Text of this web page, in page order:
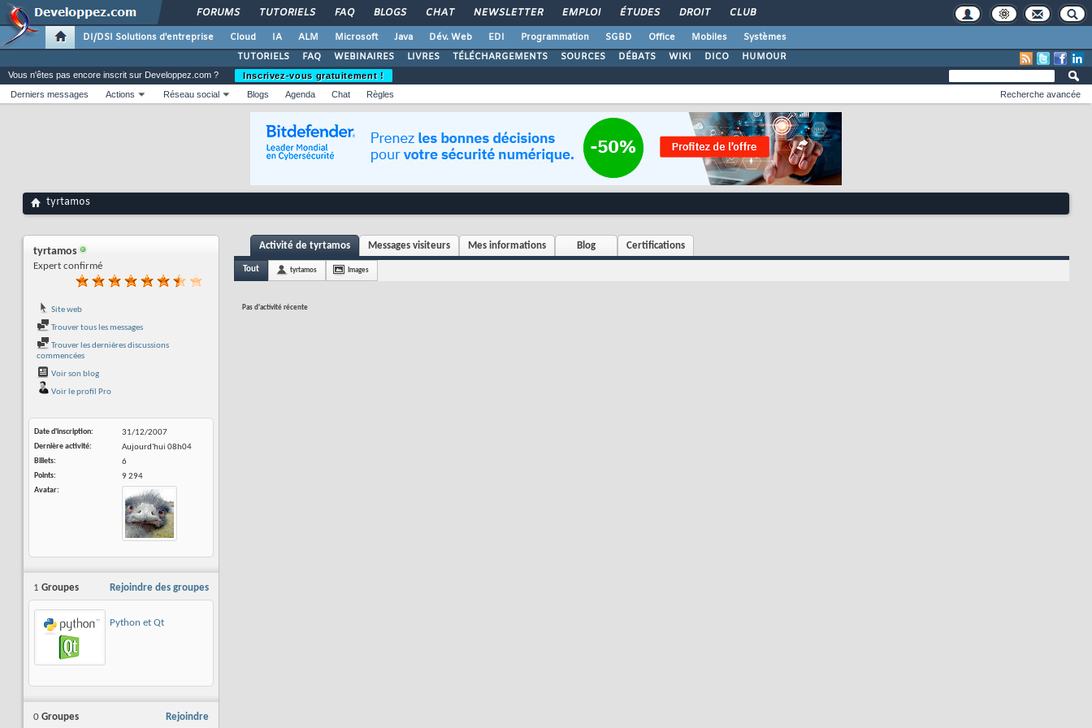
FORUMS TUTORIELS FAQ BLOGS CHAT NEWSLETTER EMPLOI ÉTUDES DROIT CLUB
DI/DSI Solutions d'entreprise Cloud IA ALM Microsoft Java Dév. Web EDI Programmation SGBD Office Mobiles
Systèmes
TUTORIELS
FAQ WEBINAIRES LIVRES TÉLÉCHARGEMENTS SOURCES DÉBATS WIKI DICO HUMOUR
Vous n'êtes pas encore inscrit sur Developpez.com ?
Inscrivez-vous gratuitement !
Derniers messages
Actions Réseau social Blogs Agenda Chat Règles Recherche avancée
tyrtamos
tyrtamos
Expert confirmé
Site web
Trouver tous les messages
Trouver les dernières discussions
commencées
Voir son blog
Voir le profil Pro
Date d'inscription
31/12/2007
Dernière activité
Aujourd'hui 08h04
Billets
6
Points
9 294
Avatar
Rejoindre des groupes
1 Groupes
Python et Qt
Rejoindre
0 Groupes
Activité de tyrtamos Messages visiteurs Mes informations Blog Certifications
Tout tyrtamos Images
Pas d'activité récente